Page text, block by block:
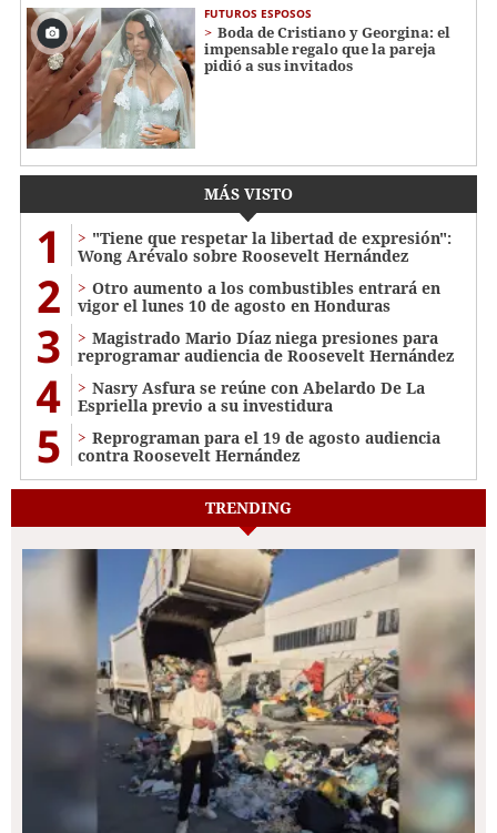
FUTUROS ESPOSOS
Boda de Cristiano y Georgina: el
impensable regalo que la pareja
pidió a sus invitados
MÁS VISTO
1
"Tiene que respetar la libertad de expresión":
Wong Arévalo sobre Roosevelt Hernández
2
Otro aumento a los combustibles entrará en
vigor el lunes 10 de agosto en Honduras
3
Magistrado Mario Díaz niega presiones para
reprogramar audiencia de Roosevelt Hernández
4
Nasry Asfura se reúne con Abelardo De La
Espriella previo a su investidura
5
Reprograman para el 19 de agosto audiencia
contra Roosevelt Hernández
TRENDING